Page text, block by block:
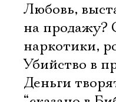
Любовь,
на продажу?
наркотики,
Убийство в
Деньги